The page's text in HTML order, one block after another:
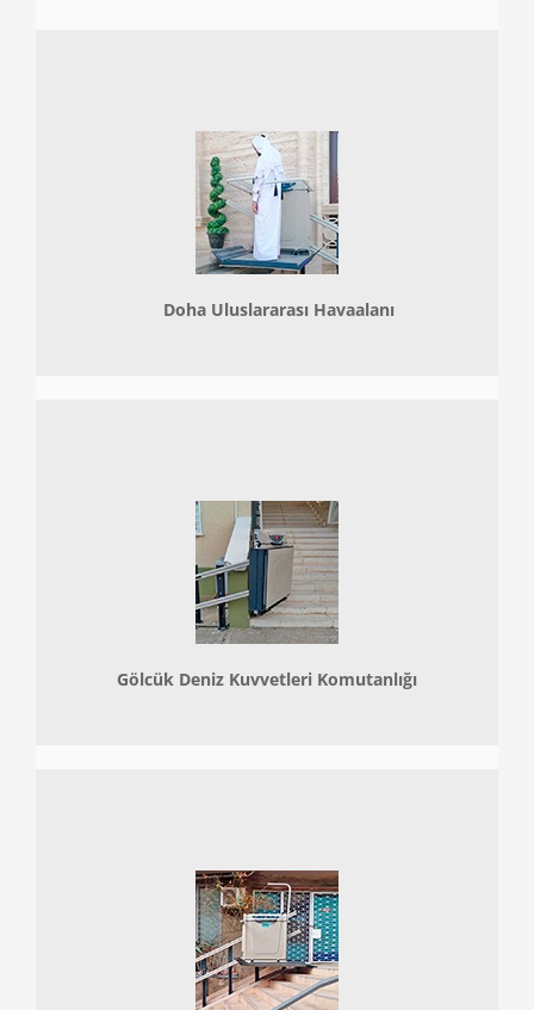
Doha Uluslararası Havaalanı
Gölcük Deniz Kuvvetleri Komutanlığı